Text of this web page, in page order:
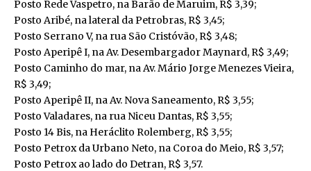
Posto Rede Vaspetro, na Barão de Maruim, R$ 3,39;
Posto Aribé, na lateral da Petrobras, R$ 3,45;
Posto Serrano V, na rua São Cristóvão, R$ 3,48;
Posto Aperipê I, na Av. Desembargador Maynard, R$ 3,49;
Posto Caminho do mar, na Av. Mário Jorge Menezes Vieira,
R$ 3,49;
Posto Aperipê II, na Av. Nova Saneamento, R$ 3,55;
Posto Valadares, na rua Niceu Dantas, R$ 3,55;
Posto 14 Bis, na Heráclito Rolemberg, R$ 3,55;
Posto Petrox da Urbano Neto, na Coroa do Meio, R$ 3,57;
Posto Petrox ao lado do Detran, R$ 3,57.